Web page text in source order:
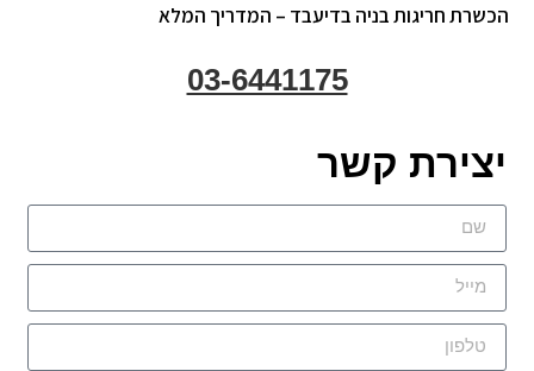
הכשרת חריגות בניה בדיעבד – המדריך המלא
03-6441175
יצירת קשר